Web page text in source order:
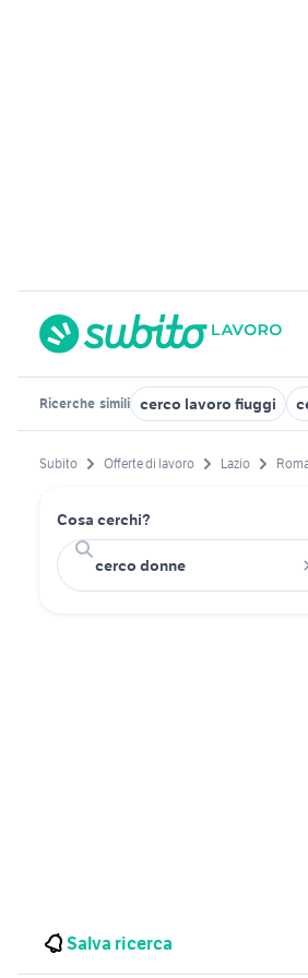
Ricerche simili cerco lavoro fiuggi
Subito Offerte di lavoro Lazio
Cosa cerchi?
Salva ricerca